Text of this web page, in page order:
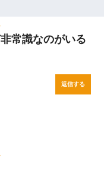
常識なのがいる
返信する